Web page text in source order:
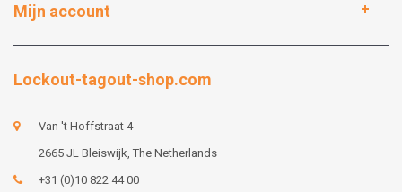
Mijn account
Lockout-tagout-shop.com
Van 't Hoffstraat 4
2665 JL Bleiswijk, The Netherlands
+31 (0)10 822 44 00